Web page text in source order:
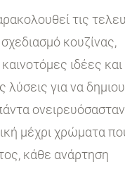
τις
κουζίνας,
ιδέες και
για να
μέχρι χρώματα
κάθε ανάρτηση